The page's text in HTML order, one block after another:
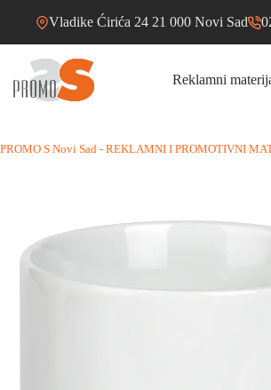
Vladike Ćirića 24 21 000 Novi Sad
Reklamni
PROMO S Novi Sad - REKLAMNI I PROMOTIVNI